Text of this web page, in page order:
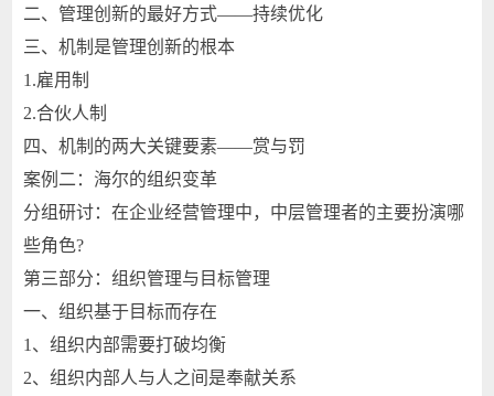
二、管理创新的最好方式——持续优化
三、机制是管理创新的根本
1.雇用制
2.合伙人制
四、机制的两大关键要素——赏与罚
案例二：海尔的组织变革
分组研讨：在企业经营管理中，中层管理者的主要扮演哪
些角色?
第三部分：组织管理与目标管理
一、组织基于目标而存在
1、组织内部需要打破均衡
2、组织内部人与人之间是奉献关系